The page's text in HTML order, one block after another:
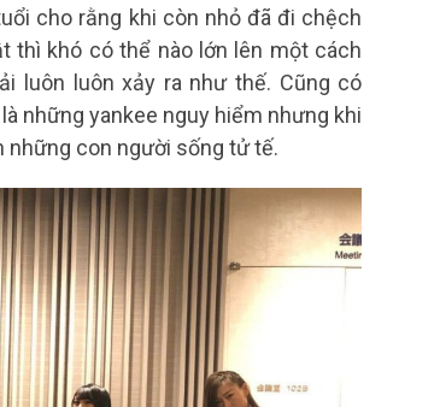
cho rằng khi còn nhỏ đã đi chệch
thì khó có thể nào lớn lên một cách
luôn luôn xảy ra như thế. Cũng có
những yankee nguy hiểm nhưng khi
những con người sống tử tế.